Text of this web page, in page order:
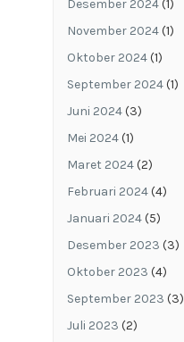
Desember 2024(1)
November 2024(1)
Oktober 2024(1)
September 2024(1)
Juni 2024(3)
Mei 2024(1)
Maret 2024(2)
Februari 2024(4)
Januari 2024(5)
Desember 2023 (3)
Oktober 2023 (4)
September 2023 (3)
Juli 2023 (2)